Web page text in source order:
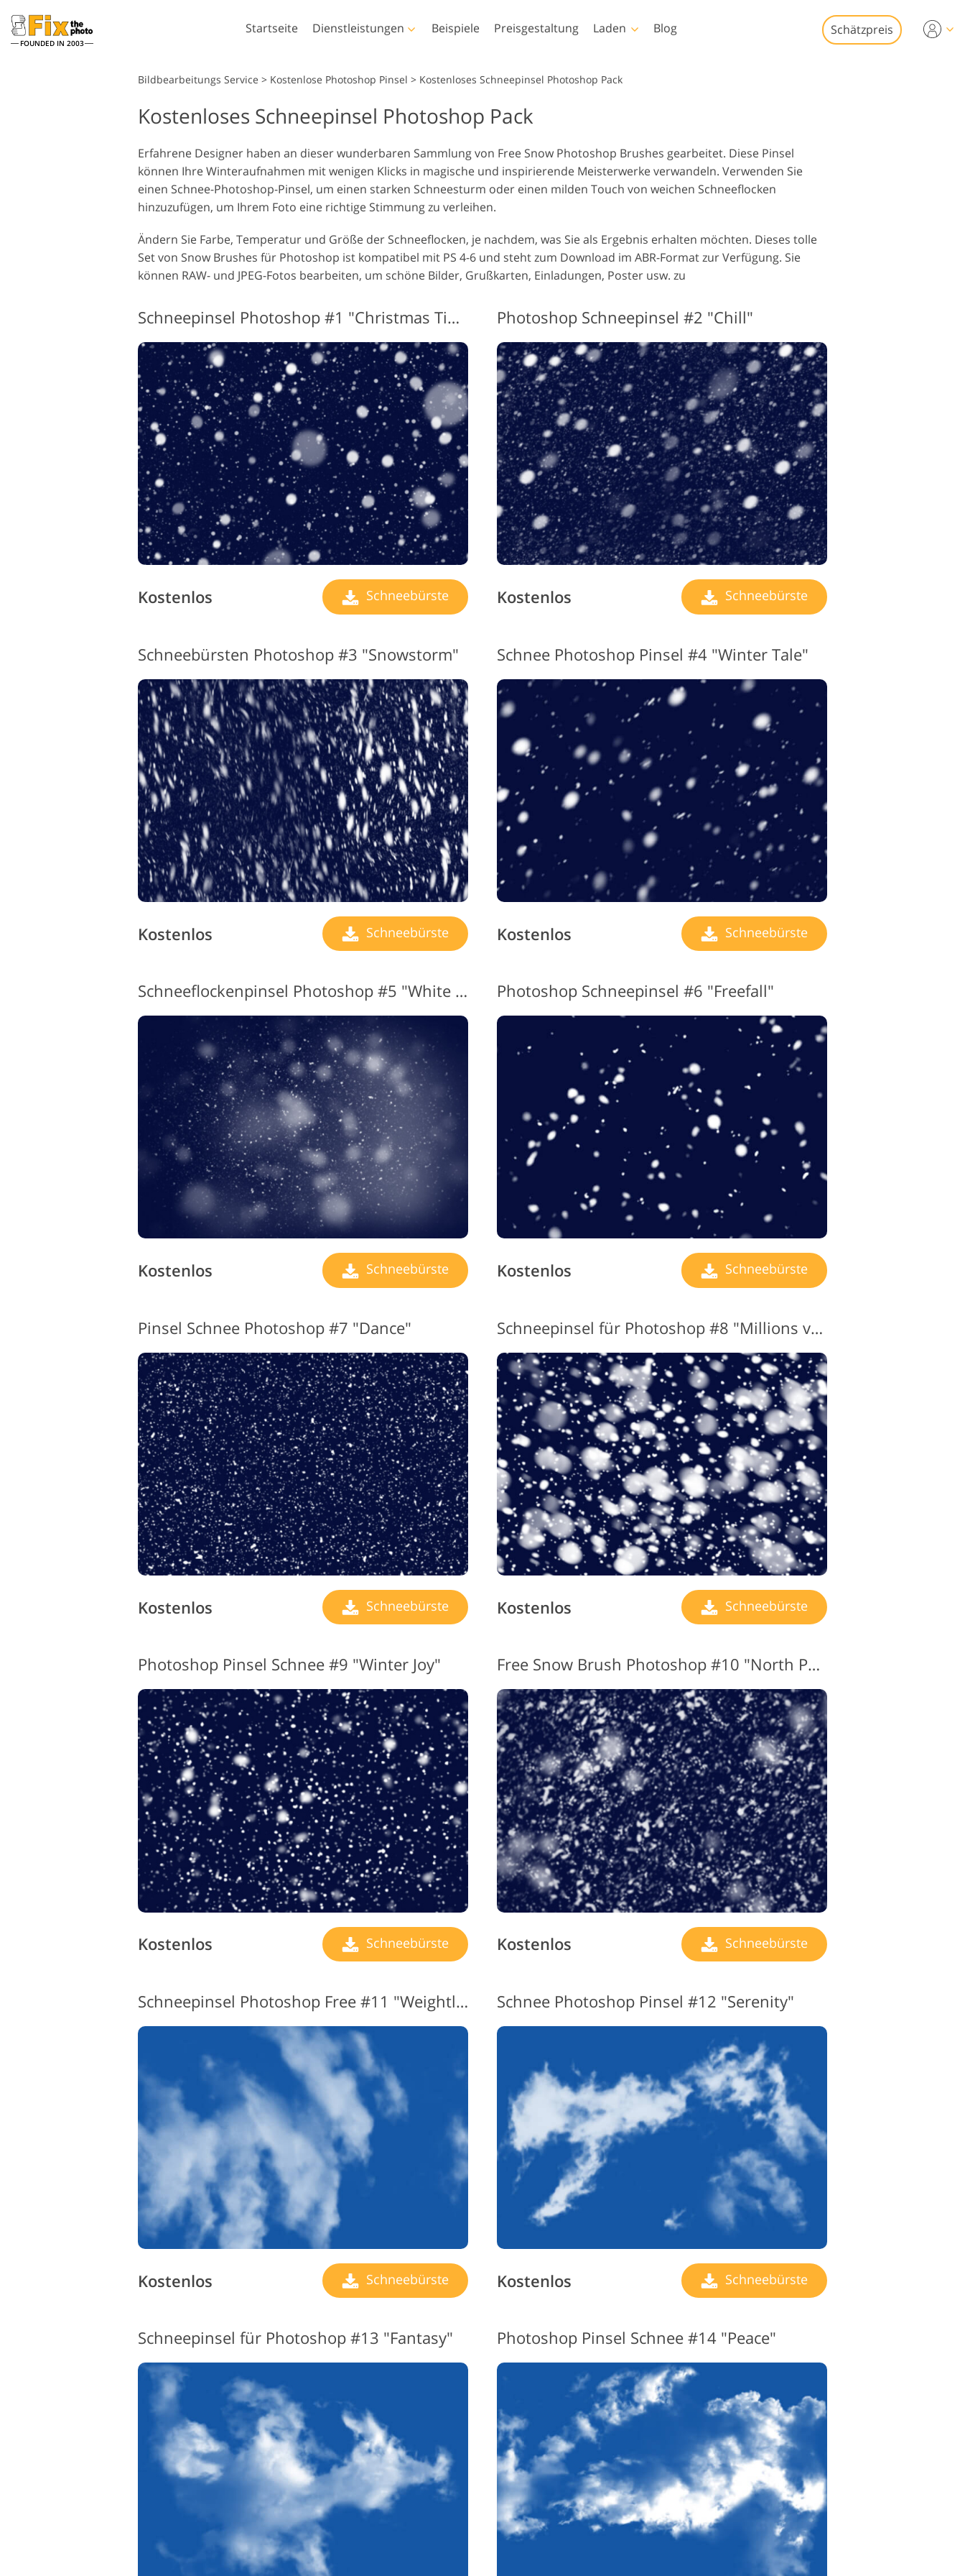
FOUNDED IN 2003
Startseite Dienstleistungen
Fotobearbeitung
Hochzeitsfotobearbeitung
KI-generierte Modelle für
Kleidung
Foto-Manipulation Foto-Restaurierung
Produkt-Fotobearbeitung Schmuck-Fotobearbeitung KI-Trainingsdaten Videobearbeitungsdienste
Beispiele Preisgestaltung Laden
Lightroom
Lightroom Presets
Sammlungen
Günstige Presets
Mobile Kollektion
Photoshop
Photoshop-Aktionen
Photoshop-
Überlagerungen
Photoshop-Texturen
Komplette Ps-Aktionen-
Komplette Ps Overlays
Sammlung
Templates
Alle Vorlagen
Valentinstagskarten
Hochzeitseinladungen
Baby-Dusche-Einladung
Video-Overlays
Blog Schätzpreis
Bildbearbeitungs Service > Kostenlose Photoshop Pinsel > Kostenloses Schneepinsel Photoshop Pack
Kostenloses Schneepinsel Photoshop Pack
Erfahrene Designer haben an dieser wunderbaren Sammlung von Free Snow Photoshop Brushes gearbeitet. Diese Pinsel
können Ihre Winteraufnahmen mit wenigen Klicks in magische und inspirierende Meisterwerke verwandeln. Verwenden Sie
einen Schnee-Photoshop-Pinsel, um einen starken Schneesturm oder einen milden Touch von weichen Schneeflocken
hinzuzufügen, um Ihrem Foto eine richtige Stimmung zu verleihen.
Ändern Sie Farbe, Temperatur und Größe der Schneeflocken, je nachdem, was Sie als Ergebnis erhalten möchten. Dieses tolle
Set von Snow Brushes für Photoshop ist kompatibel mit PS 4-6 und steht zum Download im ABR-Format zur Verfügung. Sie
können RAW- und JPEG-Fotos bearbeiten, um schöne Bilder, Grußkarten, Einladungen, Poster usw. zu
Schneepinsel Photoshop #1 "Christmas Time"
Kostenlos Schneebürste
Photoshop Schneepinsel #2 "Chill"
Kostenlos Schneebürste
Schneebürsten Photoshop #3 "Snowstorm"
Kostenlos Schneebürste
Schnee Photoshop Pinsel #4 "Winter Tale"
Kostenlos Schneebürste
Schneeflockenpinsel Photoshop #5 "White Blanket"
Kostenlos Schneebürste
Photoshop Schneepinsel #6 "Freefall"
Kostenlos Schneebürste
Pinsel Schnee Photoshop #7 "Dance"
Kostenlos Schneebürste
Schneepinsel für Photoshop #8 "Millions von Snowflakes"
Kostenlos Schneebürste
Photoshop Pinsel Schnee #9 "Winter Joy"
Kostenlos Schneebürste
Free Snow Brush Photoshop #10 "North Pole"
Kostenlos Schneebürste
Schneepinsel Photoshop Free #11 "Weightlessness"
Kostenlos Schneebürste
Schnee Photoshop Pinsel #12 "Serenity"
Kostenlos Schneebürste
Schneepinsel für Photoshop #13 "Fantasy" Photoshop Pinsel Schnee #14 "Peace"